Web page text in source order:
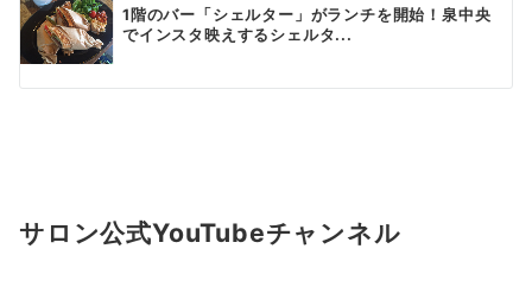
1階のバー「シェルター」がランチを開始！泉中央
でインスタ映えするシェルタ...
サロン公式YouTubeチャンネル